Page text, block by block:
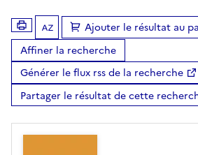
Tris disponibles (Ouverture d'une
Ajouter le résultat au
Affiner la recherche
Générer le flux rss de la recherche
Partager le résultat de cette